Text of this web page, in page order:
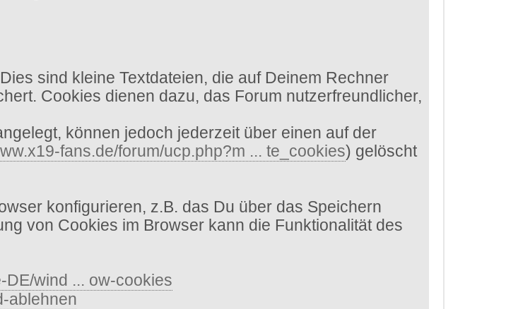
sind kleine Textdateien, die auf Deinem Rechner
Cookies dienen dazu, das Forum nutzerfreundlicher,
können jedoch jederzeit über einen auf der
fans.de/forum/ucp.php?m ... te_cookies) gelöscht
konfigurieren, z.B. das Du über das Speichern
von Cookies im Browser kann die Funktionalität des
DE/wind ... ow-cookies
ablehnen